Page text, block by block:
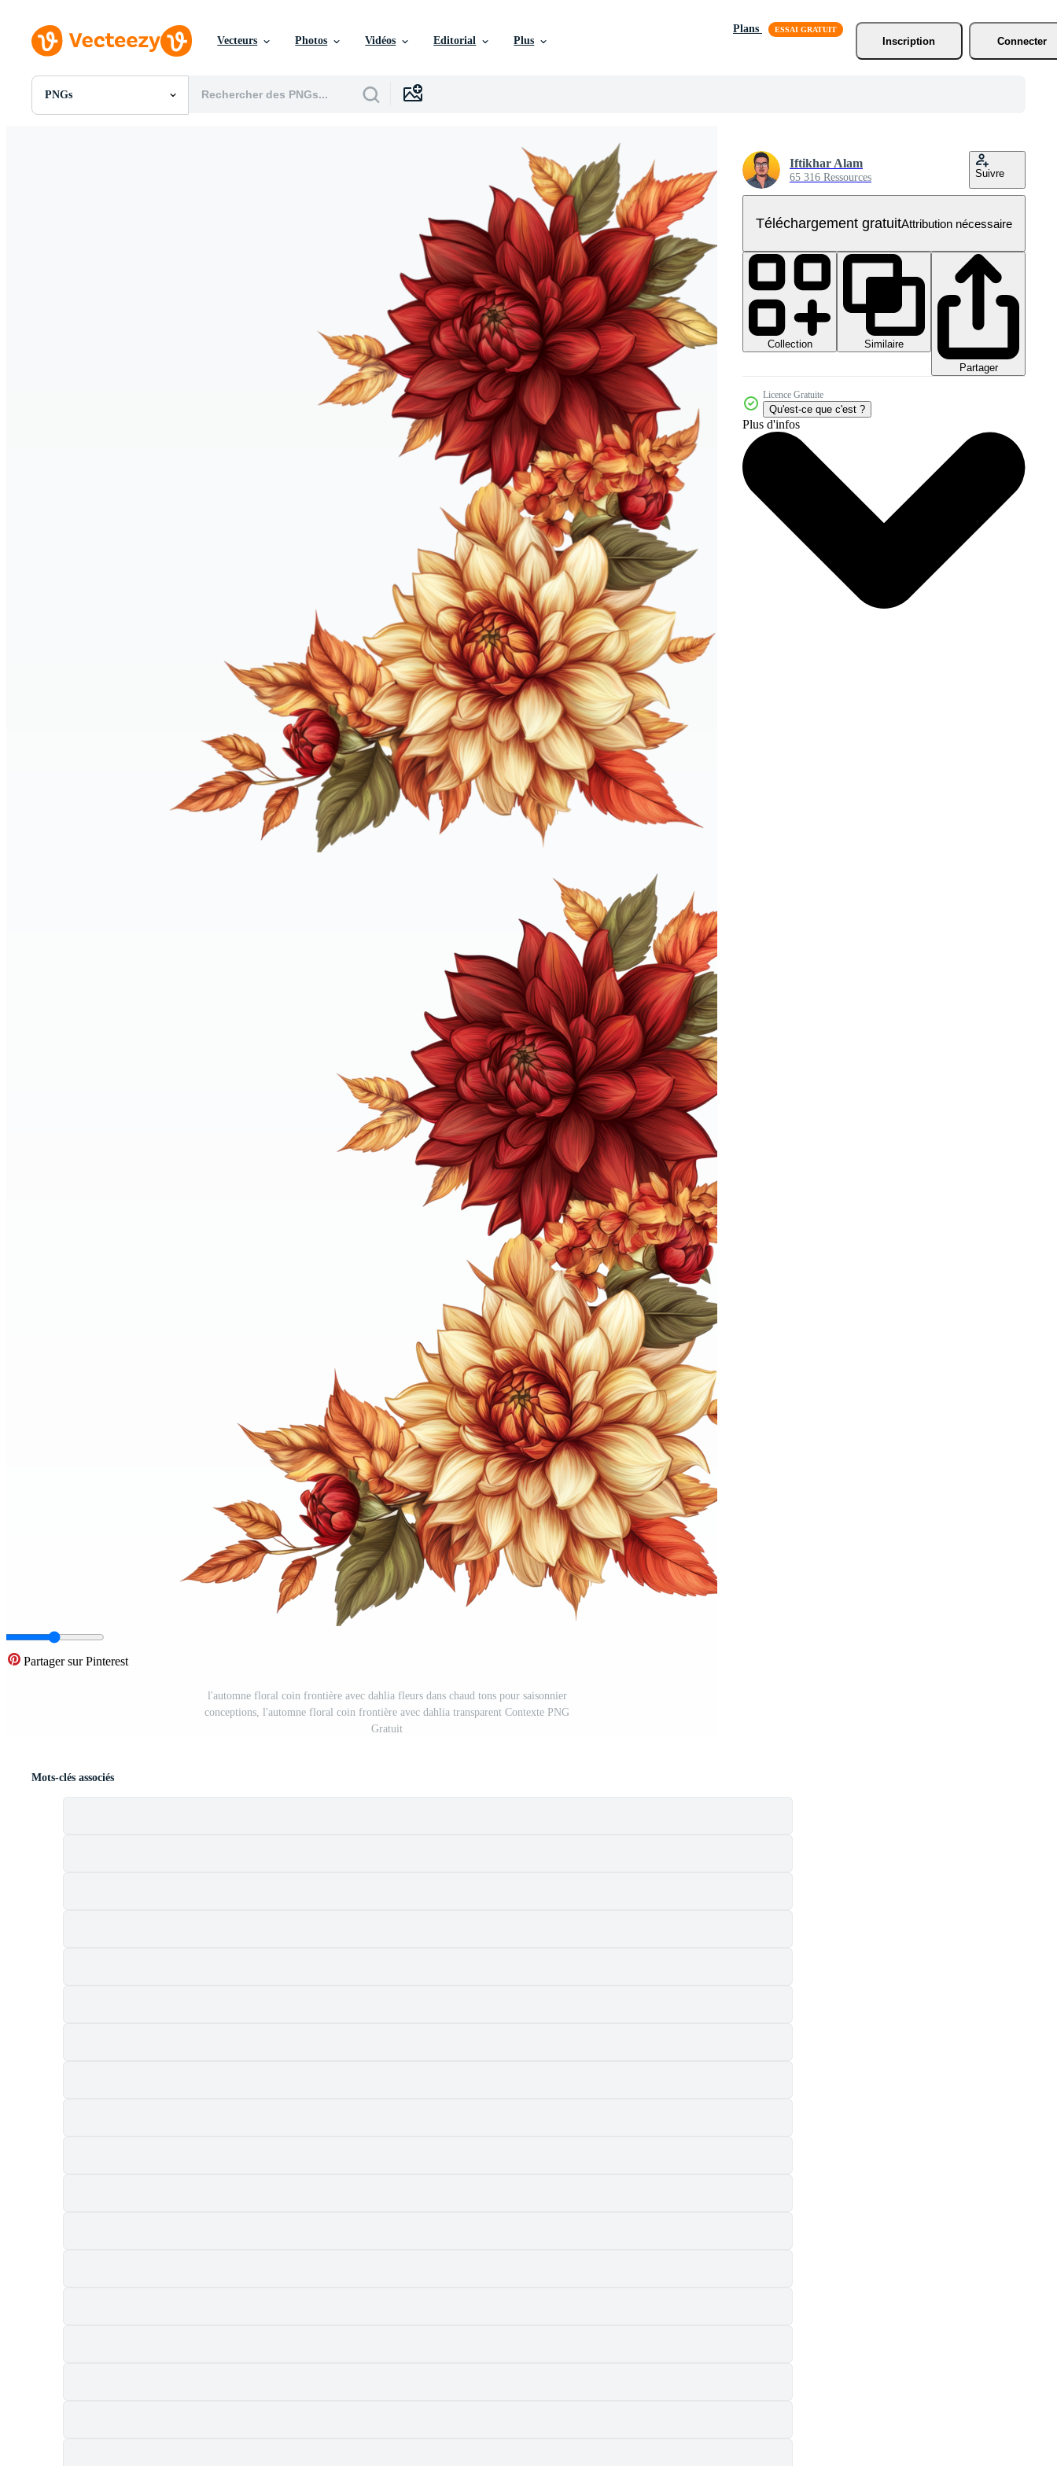
Vecteurs Photos Vidéos Editorial Plus
Plans
Inscription
Connecter
PNGs
Toutes Images
Partager sur Pinterest
l'automne floral coin frontière avec dahlia fleurs dans chaud tons pour saisonnier
conceptions, l'automne floral coin frontière avec dahlia transparent Contexte PNG
Gratuit
Iftikhar Alam
65 316 Ressources Suivre
Téléchargement gratuitAttribution nécessaire
Collection
Similaire
Partager
Licence Gratuite
Qu'est-ce que c'est ?
Plus d'infos
Mots-clés associés